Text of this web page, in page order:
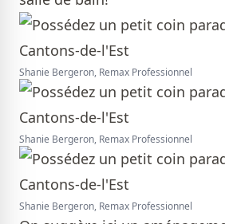
Shanie Bergeron, Remax Professionnel
Shanie Bergeron, Remax Professionnel
Shanie Bergeron, Remax Professionnel